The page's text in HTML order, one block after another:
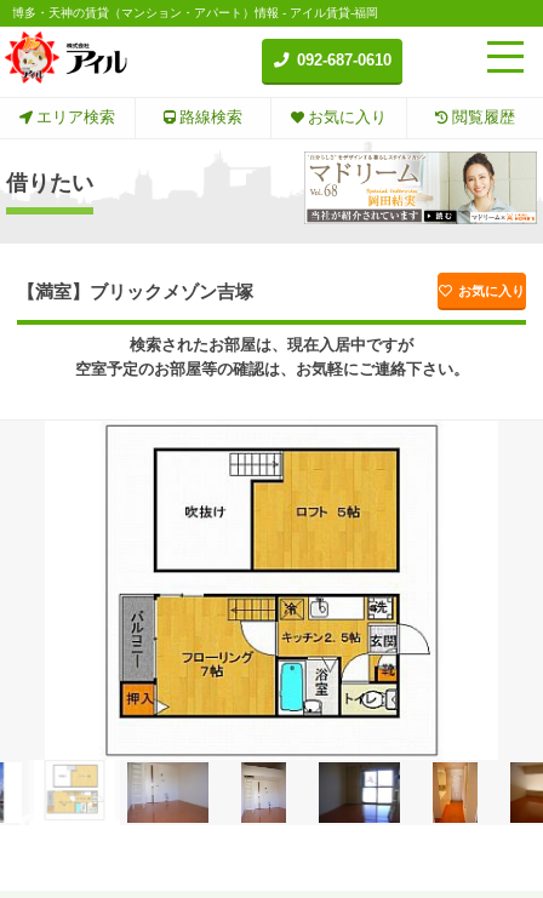
博多・天神の賃貸（マンション・アパート）情報 - アイル賃貸-福岡
092-687-0610
エリア検索 路線検索 お気に入り 閲覧履歴
借りたい
【満室】ブリックメゾン吉塚 お気に入り
検索されたお部屋は、現在入居中ですが
空室予定のお部屋等の確認は、お気軽にご連絡下さい。